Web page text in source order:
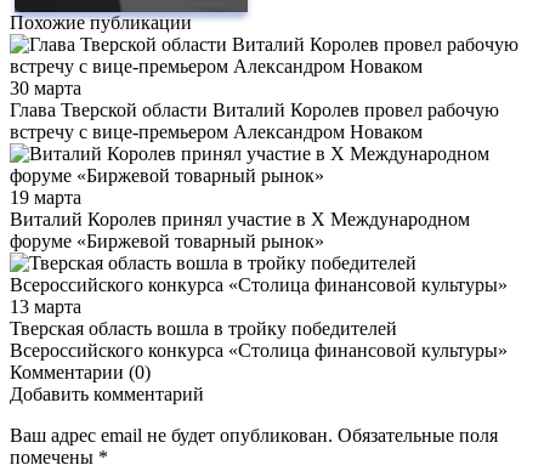
Похожие публикации
30 марта
Глава Тверской области Виталий Королев провел рабочую
встречу с вице-премьером Александром Новаком
19 марта
Виталий Королев принял участие в X Международном
форуме «Биржевой товарный рынок»
13 марта
Тверская область вошла в тройку победителей
Всероссийского конкурса «Столица финансовой культуры»
Комментарии (0)
Добавить комментарий
Ваш адрес email не будет опубликован. Обязательные поля
помечены *